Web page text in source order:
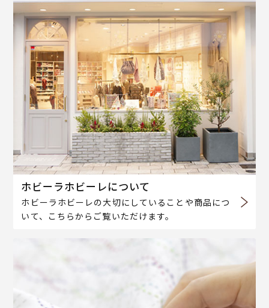
ホビーラホビーレについて
ホビーラホビーレの大切にしていることや商品につ
いて、こちらからご覧いただけます。